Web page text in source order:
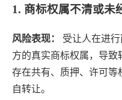
1. 商标权属不清或未
风险表现： 受让人在进行
方的真实商标权属，导
存在共有、质押、许可等
自转让。